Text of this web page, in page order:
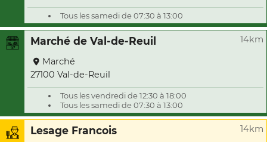
Tous les samedi de 07:30 à 13:00
Marché de Val-de-Reuil 14km
Marché
27100 Val-de-Reuil
Tous les vendredi de 12:30 à 18:00
Tous les samedi de 07:30 à 13:00
Lesage Francois 14km